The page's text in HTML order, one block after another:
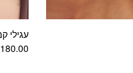
עגילי
180.00